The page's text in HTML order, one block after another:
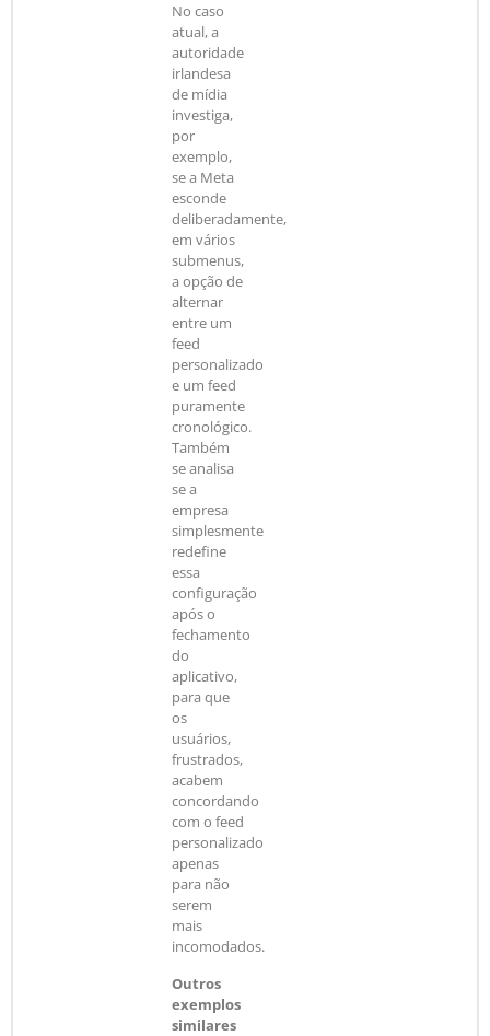
No caso
atual, a
autoridade
irlandesa
de mídia
investiga,
por
exemplo,
se a Meta
esconde
deliberadamente,
em vários
submenus,
a opção de
alternar
entre um
feed
personalizado
e um feed
puramente
cronológico.
Também
se analisa
se a
empresa
simplesmente
redefine
essa
configuração
após o
fechamento
do
aplicativo,
para que
os
usuários,
frustrados,
acabem
concordando
com o feed
personalizado
apenas
para não
serem
mais
incomodados.
Outros
exemplos
similares